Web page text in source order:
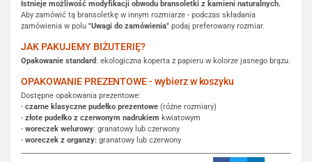
Istnieje możliwość modyfikacji obwodu bransoletki z kamieni naturalnych.
Aby zamówić tą bransoletkę w innym rozmiarze - podczas składania
zamówienia w polu "Uwagi do zamówienia" podaj preferowany rozmiar.
JAK PAKUJEMY BIŻUTERIĘ?
Opakowanie standard: ekologiczna koperta z papieru w kolorze jasnego brązu.
OPAKOWANIE PREZENTOWE - wybierz w koszyku
Dostępne opakowania prezentowe:
- czarne klasyczne pudełko prezentowe (różne rozmiary)
- złote pudełko z czerwonym nadrukiem kwiatowym
- woreczek welurowy: granatowy lub czerwony
- woreczek z organzy: granatowy lub czerwony